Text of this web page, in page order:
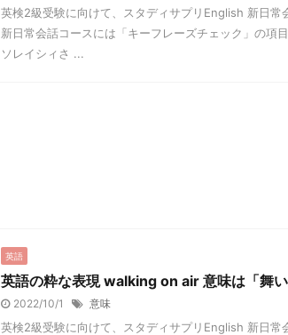
英検2級受験に向けて、スタディサプリEnglish 新日常
新日常会話コースには「キーフレーズチェック」の項
ソレイシィさ ...
英語
英語の粋な表現 walking on air 意味は「舞い
2022/10/1 意味
英検2級受験に向けて、スタディサプリEnglish 新日常